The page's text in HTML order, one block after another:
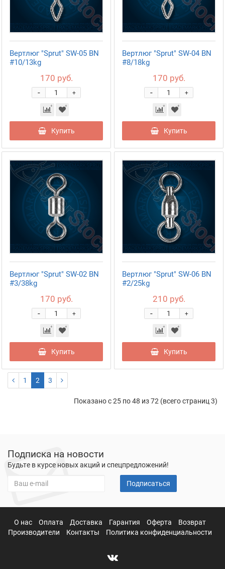
Вертлюг "Sprut" SW-05 BN
#10/13kg
170 руб.
+
-
Купить
Вертлюг "Sprut" SW-04 BN
#8/18kg
170 руб.
+
-
Купить
Вертлюг "Sprut" SW-02 BN
#3/38kg
170 руб.
+
-
Купить
Вертлюг "Sprut" SW-06 BN
#2/25kg
210 руб.
+
-
Купить
1 2 3
Показано с 25 по 48 из 72 (всего страниц 3)
Подписка на новости
Будьте в курсе новых акций и спецпредложений!
Подписаться
О нас Оплата Доставка Гарантия Оферта
Возврат
Производители
Контакты Политика конфиденциальности